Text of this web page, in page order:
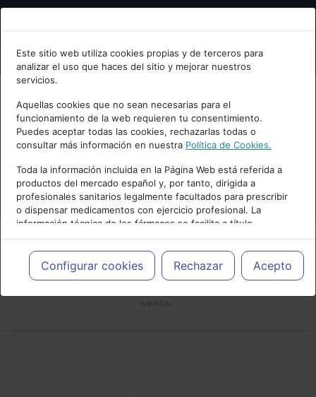
Bienvenid@ a psiquiatria.com
Escribe tu Email
Accede o regístrate con tu email.
Cancelar
Este sitio web utiliza cookies propias y de terceros para
analizar el uso que haces del sitio y mejorar nuestros
servicios.
Aquellas cookies que no sean necesarias para el
funcionamiento de la web requieren tu consentimiento.
Puedes aceptar todas las cookies, rechazarlas todas o
consultar más información en nuestra Política de Cookies.
Toda la información incluida en la Página Web está referida a
productos del mercado español y, por tanto, dirigida a
profesionales sanitarios legalmente facultados para prescribir
o dispensar medicamentos con ejercicio profesional. La
información técnica de los fármacos se facilita a título
meramente informativo, siendo responsabilidad de los
profesionales facultados prescribir medicamentos y decidir, en
cada caso concreto, el tratamiento más adecuado a las
necesidades del paciente.
Configurar cookies Rechazar Acepto